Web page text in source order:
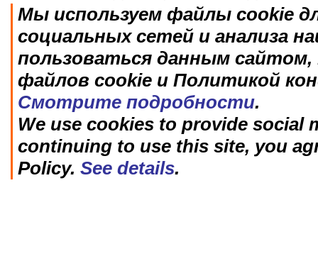
Мы используем файлы cookie
социальных сетей и анализа
пользоваться данным
файлов cookie и Политикой
Смотрите подробности.
We use cookies to provide social
continuing to use this site, you
Policy. See details.